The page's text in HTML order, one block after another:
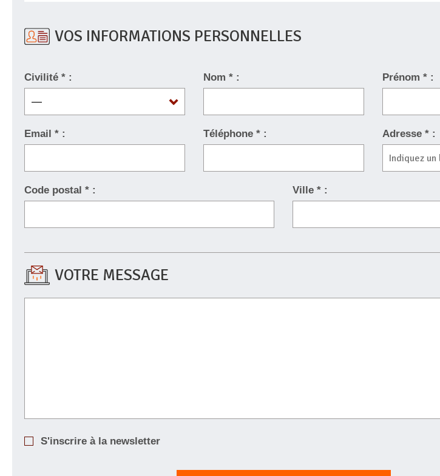
VOS INFORMATIONS PERSONNELLES
Civilité * : Nom * : Prénom * :
Email * : Téléphone * : Adresse * :
Code postal * : Ville * :
VOTRE MESSAGE
S'inscrire à la newsletter